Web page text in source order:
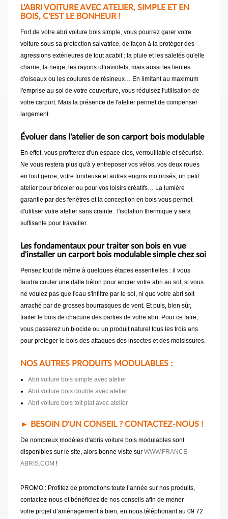
L'ABRI VOITURE AVEC ATELIER, SIMPLE ET EN
BOIS, C'EST LE BONHEUR !
Fort de votre abri voiture bois simple, vous pourrez garer votre
voiture sous sa protection salvatrice, de façon à la protéger des
agressions extérieures de tout acabit : la pluie et les saletés qu'elle
charrie, la neige, les rayons ultraviolets, mais aussi les fientes
d'oiseaux ou les coulures de résineux… En limitant au maximum
l'emprise au sol de votre couverture, vous réduisez l'utilisation de
votre carport. Mais la présence de l'atelier permet de compenser
largement.
Évoluer dans l'atelier de son carport bois modulable
En effet, vous profiterez d'un espace clos, verrouillable et sécurisé.
Ne vous restera plus qu'à y entreposer vos vélos, vos deux roues
en tout genre, votre tondeuse et autres engins motorisés, un petit
atelier pour bricoler ou pour vos loisirs créatifs… La lumière
garantie par des fenêtres et la conception en bois vous permet
d'utiliser votre atelier sans crainte : l'isolation thermique y sera
suffisante pour travailler.
Les fondamentaux pour traiter son bois en vue
d'installer un carport bois modulable simple chez soi
Pensez tout de même à quelques étapes essentielles : il vous
faudra couler une dalle béton pour ancrer votre abri au sol, si vous
ne voulez pas que l'eau s'infiltre par le sol, ni que votre abri soit
arraché par de grosses bourrasques de vent. Et puis, bien sûr,
traiter le bois de chacune des parties de votre abri. Pour ce faire,
vous passerez un biocide ou un produit naturel tous les trois ans
pour protéger le bois des attaques des insectes et des moisissures.
NOS AUTRES PRODUITS MODULABLES :
Abri voiture bois simple avec atelier
Abri voiture bois double avec atelier
Abri voiture bois toit plat avec atelier
► BESOIN D'UN CONSEIL ? CONTACTEZ-NOUS !
De nombreux modèles d'abris voiture bois modulables sont
disponibles sur le site, alors bonne visite sur WWW.FRANCE-
ABRIS.COM !
PROMO : Profitez de promotions toute l’année sur nos produits,
contactez-nous et bénéficiez de nos conseils afin de mener
votre projet d’aménagement à bien, en nous téléphonant au 09 72